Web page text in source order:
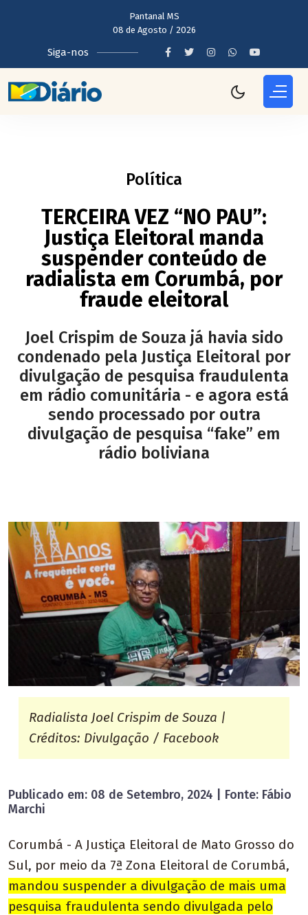
Pantanal MS
08 de Agosto / 2026
Siga-nos
Política
TERCEIRA VEZ “NO PAU”:
Justiça Eleitoral manda
suspender conteúdo de
radialista em Corumbá, por
fraude eleitoral
Joel Crispim de Souza já havia sido
condenado pela Justiça Eleitoral por
divulgação de pesquisa fraudulenta
em rádio comunitária - e agora está
sendo processado por outra
divulgação de pesquisa “fake” em
rádio boliviana
Radialista Joel Crispim de Souza |
Créditos: Divulgação / Facebook
Publicado em: 08 de Setembro, 2024 | Fonte: Fábio
Marchi
Corumbá - A Justiça Eleitoral de Mato Grosso do
Sul, por meio da 7ª Zona Eleitoral de Corumbá,
mandou suspender a divulgação de mais uma
pesquisa fraudulenta sendo divulgada pelo